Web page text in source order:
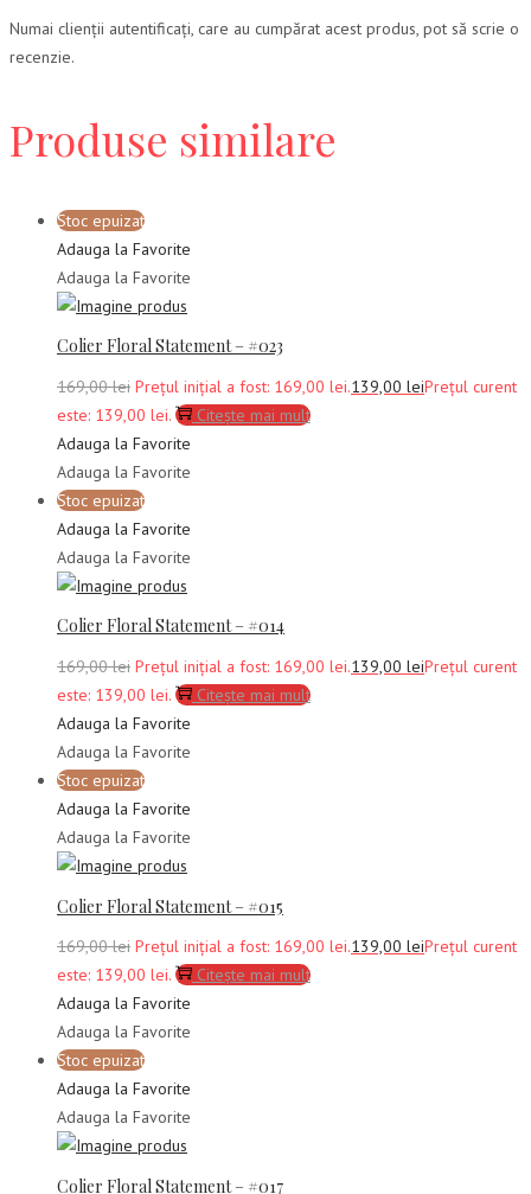
Numai clienții autentificați, care au cumpărat acest produs, pot să scrie o
recenzie.
Produse similare
Stoc epuizat
Adauga la Favorite
Adauga la Favorite
Colier Floral Statement – #023
169,00lei Prețul inițial a fost: 169,00 lei.139,00 leiPrețul curent
este: 139,00 lei.
Citește mai mult
Adauga la Favorite
Adauga la Favorite
Stoc epuizat
Adauga la Favorite
Adauga la Favorite
Colier Floral Statement – #014
169,00lei Prețul inițial a fost: 169,00 lei.139,00 leiPrețul curent
este: 139,00 lei.
Citește mai mult
Adauga la Favorite
Adauga la Favorite
Stoc epuizat
Adauga la Favorite
Adauga la Favorite
Colier Floral Statement – #015
169,00lei Prețul inițial a fost: 169,00 lei.139,00 leiPrețul curent
este: 139,00 lei.
Citește mai mult
Adauga la Favorite
Adauga la Favorite
Stoc epuizat
Adauga la Favorite
Adauga la Favorite
Colier Floral Statement – #017